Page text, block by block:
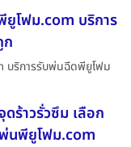
โฟม.com บริการ
ก
บริการรับพ่นฉีดพียูโฟม
ร้าวรั่วซึม เลือก
นพียูโฟม.com